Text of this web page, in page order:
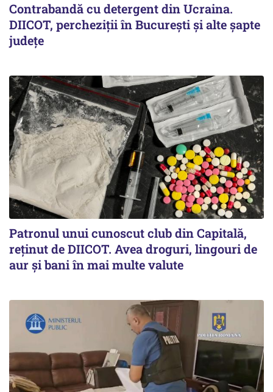
Contrabandă cu detergent din Ucraina.
DIICOT, percheziții în București și alte șapte
județe
Patronul unui cunoscut club din Capitală,
reținut de DIICOT. Avea droguri, lingouri de
aur și bani în mai multe valute